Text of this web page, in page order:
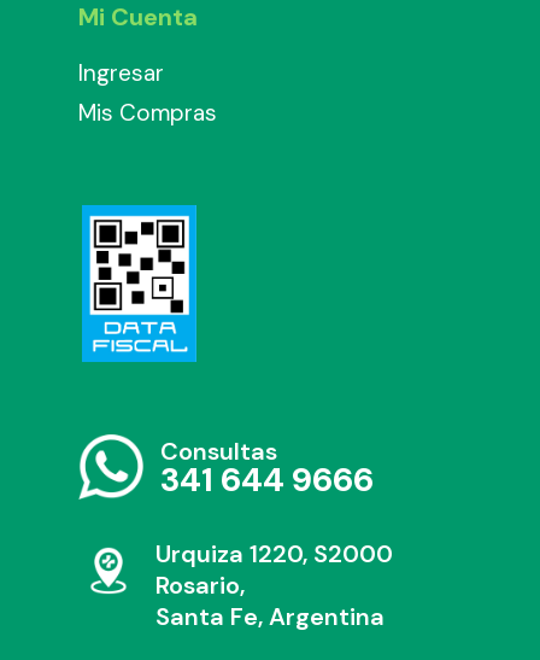
Mi Cuenta
Ingresar
Mis Compras
Consultas
341 644 9666
Urquiza 1220, S2000
Rosario,
Santa Fe, Argentina